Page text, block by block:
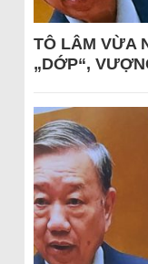
TÔ LÂM VỪA
„DỚP“,